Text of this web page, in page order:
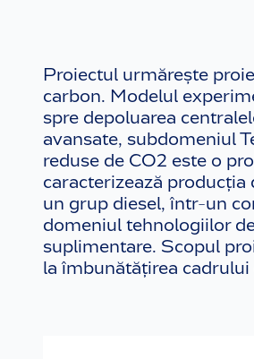
Proiectul urmărește
carbon. Modelul
spre depoluarea
avansate, subdomeniul
reduse de CO2 este o
caracterizează producția
un grup diesel, într-un
domeniul tehnologiilor
suplimentare. Scopul
la îmbunătățirea